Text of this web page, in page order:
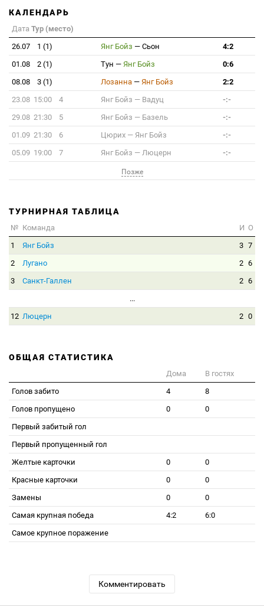
КАЛЕНДАРЬ
Дата Тур (место)
26.07
1 (1) Янг Бойз — Сьон
4:2
01.08
2 (1) Тун — Янг Бойз
0:6
08.08
3 (1) Лозанна — Янг Бойз
2:2
23.08 15:00
4 Янг Бойз — Вадуц
-:-
29.08 21:30
5 Янг Бойз — Базель
-:-
01.09 21:30
6 Цюрих — Янг Бойз
-:-
05.09 19:00
7 Янг Бойз — Люцерн -:-
Позже
ТУРНИРНАЯ ТАБЛИЦА
№ Команда И О
1
Янг Бойз 3 7
2
Лугано 2 6
3
Санкт-Галлен 2 6
...
12 Люцерн 2 0
ОБЩАЯ СТАТИСТИКА
Дома
В гостях
Голов забито
4
8
Голов пропущено
0
0
Первый забитый гол
Первый пропущенный гол
Желтые карточки
0
0
Красные карточки
0
0
Замены
0
0
Самая крупная победа
4:2
6:0
Самое крупное поражение
Комментировать